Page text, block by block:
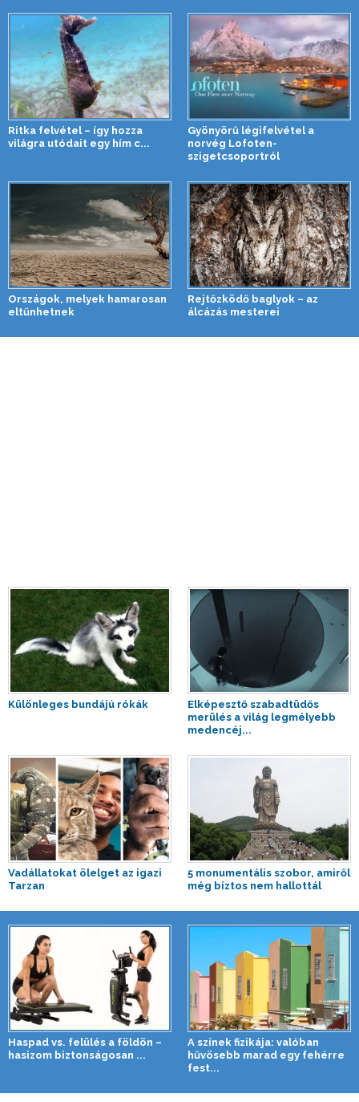
Ritka felvétel – így hozza
világra utódait egy hím c...
Gyönyörű légifelvétel a
norvég Lofoten-
szigetcsoportról
Országok, melyek hamarosan
eltűnhetnek
Rejtőzködő baglyok – az
álcázás mesterei
Különleges bundájú rókák
Elképesztő szabadtüdős
merülés a világ legmélyebb
medencéj...
Vadállatokat ölelget az igazi
Tarzan
5 monumentális szobor, amiről
még biztos nem hallottál
Haspad vs. felülés a földön –
hasizom biztonságosan ...
A színek fizikája: valóban
hűvösebb marad egy fehérre
fest...